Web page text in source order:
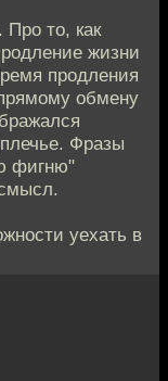
Про то, как
жизни
продления
обмену
Фразы
фигню"
уехать в